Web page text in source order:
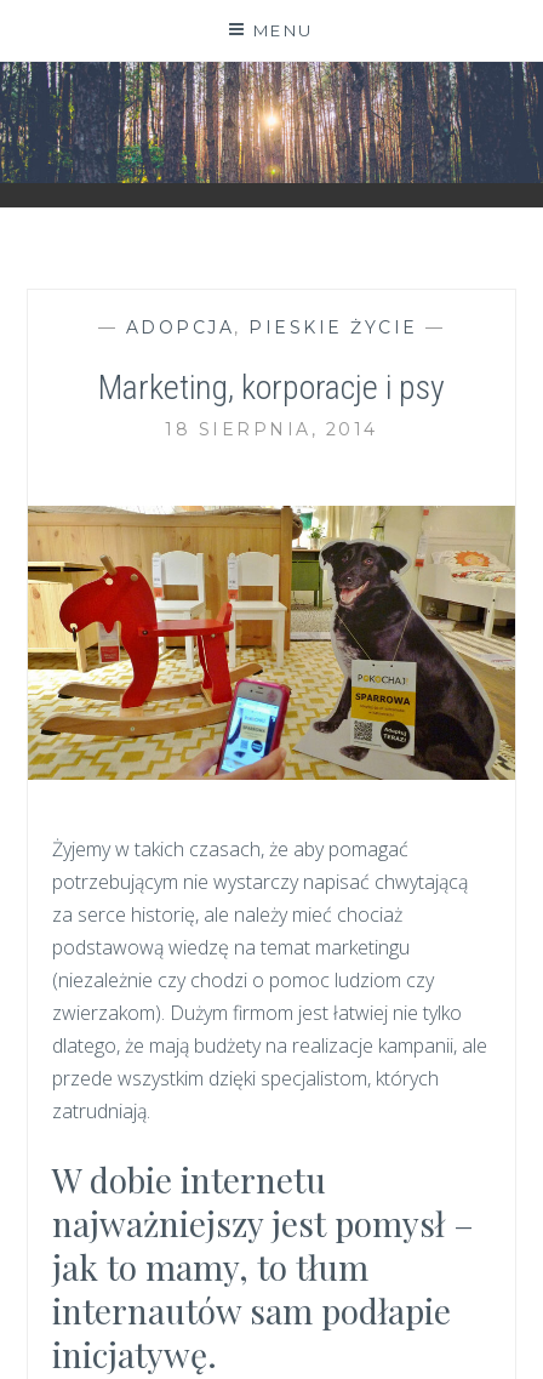
content
MENU
ZGRANESTADO.PL
FOTOGRAFICZNE ZAPISKI DNIA CODZIENNEGO
— ADOPCJA, PIESKIE ŻYCIE —
Marketing, korporacje i psy
18 SIERPNIA, 2014
Żyjemy w takich czasach, że aby pomagać
potrzebującym nie wystarczy napisać chwytającą
za serce historię, ale należy mieć chociaż
podstawową wiedzę na temat marketingu
(niezależnie czy chodzi o pomoc ludziom czy
zwierzakom). Dużym firmom jest łatwiej nie tylko
dlatego, że mają budżety na realizacje kampanii, ale
przede wszystkim dzięki specjalistom, których
zatrudniają.
W dobie internetu
najważniejszy jest pomysł –
jak to mamy, to tłum
internautów sam podłapie
inicjatywę.